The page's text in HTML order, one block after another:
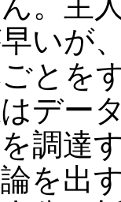
いが
とを
デー
調達
を出